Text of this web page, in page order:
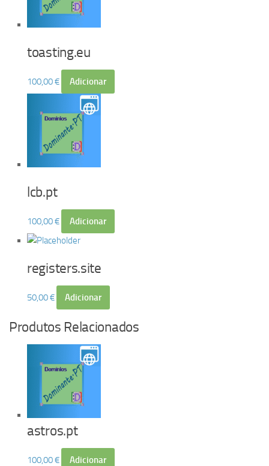
toasting.eu
100,00€ Adicionar
lcb.pt
100,00€ Adicionar
registers.site
50,00€ Adicionar
Produtos Relacionados
astros.pt
100,00€ Adicionar